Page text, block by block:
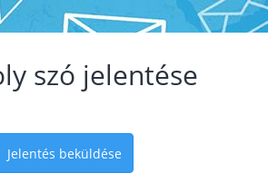
szó jelentése
Jelentés beküldése